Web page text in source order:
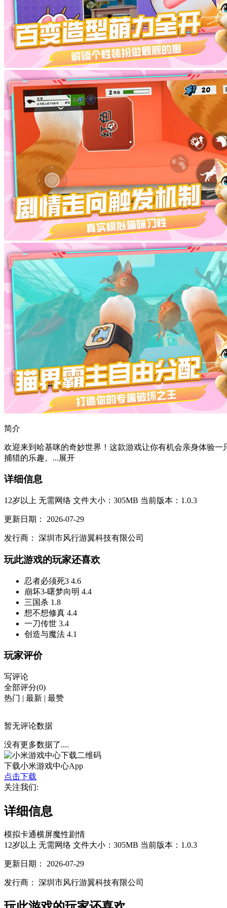
简介
欢迎来到哈基咪的奇妙世界！这款游戏让你有机会亲身体验
捕猎的乐趣。...展开
详细信息
12岁以上 无需网络 文件大小：305MB 当前版本：1.0.3
更新日期： 2026-07-29
发行商： 深圳市风行游翼科技有限公司
玩此游戏的玩家还喜欢
忍者必须死3 4.6
崩坏3-曙梦向明 4.4
三国杀 1.8
想不想修真 4.4
一刀传世 3.4
创造与魔法 4.1
玩家评价
写评论
全部评分(0)
热门 | 最新 | 最赞
暂无评论数据
没有更多数据了....
下载小米游戏中心App
点击下载
关注我们:
详细信息
模拟卡通横屏魔性剧情
12岁以上 无需网络 文件大小：305MB 当前版本：1.0.3
更新日期： 2026-07-29
发行商： 深圳市风行游翼科技有限公司